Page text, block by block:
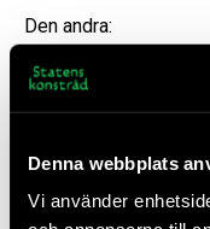
Denna webbplats
Vi använder
Den andra:
Här har det hänt